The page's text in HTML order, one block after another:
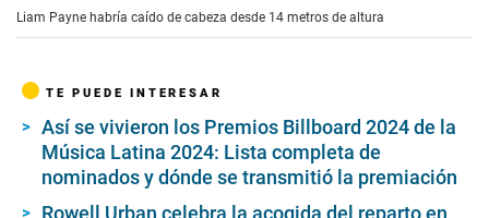
e
d
s
Liam Payne habría caído de cabeza desde 14 metros de altura
TE PUEDE INTERESAR
Así se vivieron los Premios Billboard 2024 de la
Música Latina 2024: Lista completa de
nominados y dónde se transmitió la premiación
Rowell Urban celebra la acogida del reparto en